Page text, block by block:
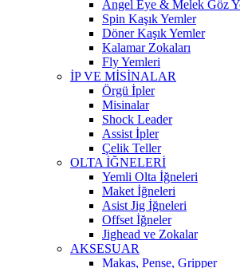
Angel Eye & Melek Göz
Spin Kaşık Yemler
Döner Kaşık Yemler
Kalamar Zokaları
Fly Yemleri
İP VE MİSİNALAR
Örgü İpler
Misinalar
Shock Leader
Assist İpler
Çelik Teller
OLTA İĞNELERİ
Yemli Olta İğneleri
Maket İğneleri
Asist Jig İğneleri
Offset İğneler
Jighead ve Zokalar
AKSESUAR
Makas, Pense, Gripper